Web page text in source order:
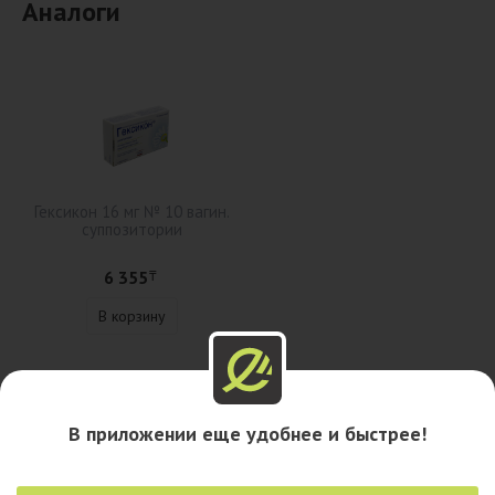
Аналоги
6 355₸
В корзину
В приложении еще удобнее и быстрее!